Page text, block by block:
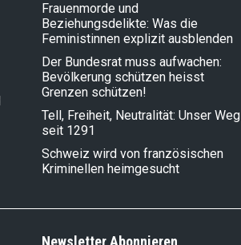
Frauenmorde und
Beziehungsdelikte: Was die
Feministinnen explizit ausblenden
Der Bundesrat muss aufwachen:
Bevölkerung schützen heisst
Grenzen schützen!
Tell, Freiheit, Neutralität: Unser Weg
seit 1291
Schweiz wird von französischen
Kriminellen heimgesucht